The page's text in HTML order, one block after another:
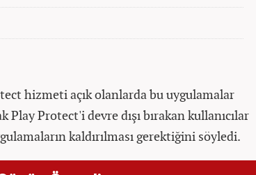
hizmeti açık olanlarda bu uygulamalar
Play Protect'i devre dışı bırakan kullanıcılar
kaldırılması gerektiğini söyledi.